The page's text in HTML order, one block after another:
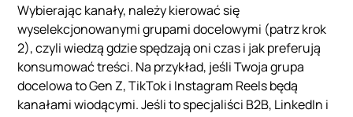
Wybierając kanały, należy kierować się
wyselekcjonowanymi grupami docelowymi (patrz krok
2), czyli wiedzą gdzie spędzają oni czas i jak preferują
konsumować treści. Na przykład, jeśli Twoja grupa
docelowa to Gen Z, TikTok i Instagram Reels będą
kanałami wiodącymi. Jeśli to specjaliści B2B, LinkedIn i